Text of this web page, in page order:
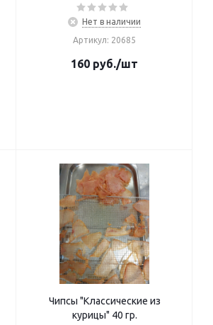
Нет в наличии
Артикул: 20685
160 руб./шт
Чипсы "Классические из
курицы" 40 гр.